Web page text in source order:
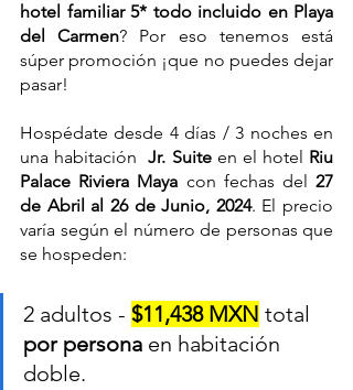
VIAJES 2027
hotel familiar 5* todo incluido en Playa
del Carmen? Por eso tenemos está
súper promoción ¡que no puedes dejar
pasar!
Hospédate desde 4 días / 3 noches en
una habitación Jr. Suite en el hotel Riu
Palace Riviera Maya con fechas del 27
de Abril al 26 de Junio, 2024. El precio
varía según el número de personas que
se hospeden:
2 adultos - $11,438 MXN total
por persona en habitación